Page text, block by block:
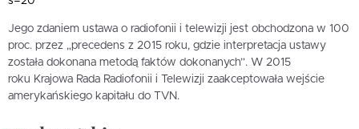
Jego zdaniem ustawa o radiofonii i telewizji jest obchodzona w 100
proc. przez „precedens z 2015 roku, gdzie interpretacja ustawy
została dokonana metodą faktów dokonanych”. W 2015
roku Krajowa Rada Radiofonii i Telewizji zaakceptowała wejście
amerykańskiego kapitału do TVN.